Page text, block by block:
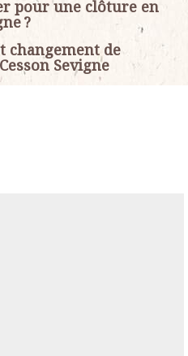
pour une clôture en
?
changement de
Sevigne